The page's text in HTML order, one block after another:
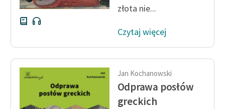
złota nie...
Czytaj więcej
Jan Kochanowski
Odprawa posłów
greckich